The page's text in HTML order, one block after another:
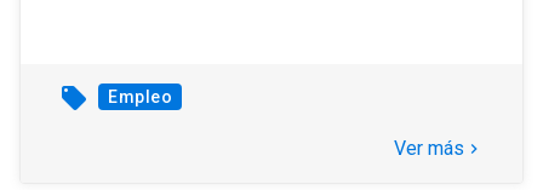
local_offer Empleo
Ver más keyboard_arrow_right